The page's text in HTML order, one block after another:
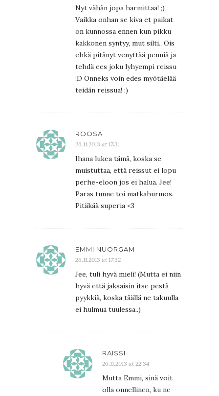
Nyt vähän jopa harmittaa! ;)
Vaikka onhan se kiva et paikat
on kunnossa ennen kun pikku
kakkonen syntyy, mut silti.. Ois
ehkä pitänyt venyttää penniä ja
tehdä ees joku lyhyempi reissu
:D Onneks voin edes myötäelää
teidän reissua! :)
ROOSA
26.11.2013 at 17:31
Ihana lukea tämä, koska se
muistuttaa, että reissut ei lopu
perhe-eloon jos ei halua. Jee!
Paras tunne toi matkahurmos.
Pitäkää superia <3
EMMI NUORGAM
26.11.2013 at 17:32
Jee, tuli hyvä mieli! (Mutta ei niin
hyvä että jaksaisin itse pestä
pyykkiä, koska täällä ne takuulla
ei hulmua tuulessa..)
RAISSI
26.11.2013 at 22:34
Mutta Emmi, sinä voit
olla onnellinen, ku ne